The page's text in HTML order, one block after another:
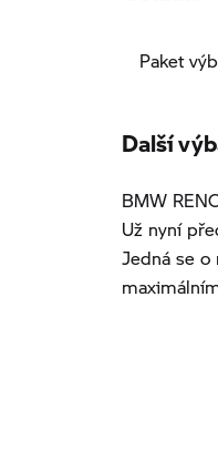
Paket
Další
BMW
Už nyní
Jedná se o